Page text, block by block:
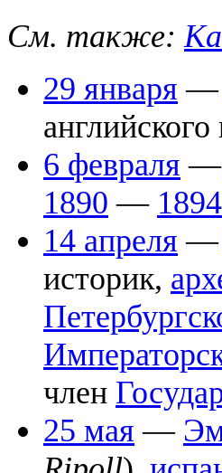
См. также:
29 января —
6 февраля —
1890 —
14 апреля —
историк,
член
25 мая —